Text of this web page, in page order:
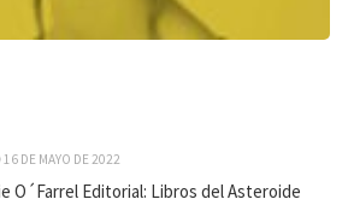
16 DE MAYO DE 2022
O´Farrel Editorial: Libros del Asteroide